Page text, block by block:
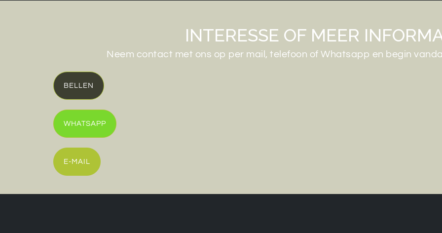
INTERESSE OF MEER
Neem contact met ons op per mail, telefoon of Whatsapp en begin
BELLEN
WHATSAPP
E-MAIL